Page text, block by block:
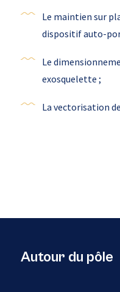
Le maintien sur
dispositif auto-
Le
exosquelette ;
La vectorisation
Autour du pôle